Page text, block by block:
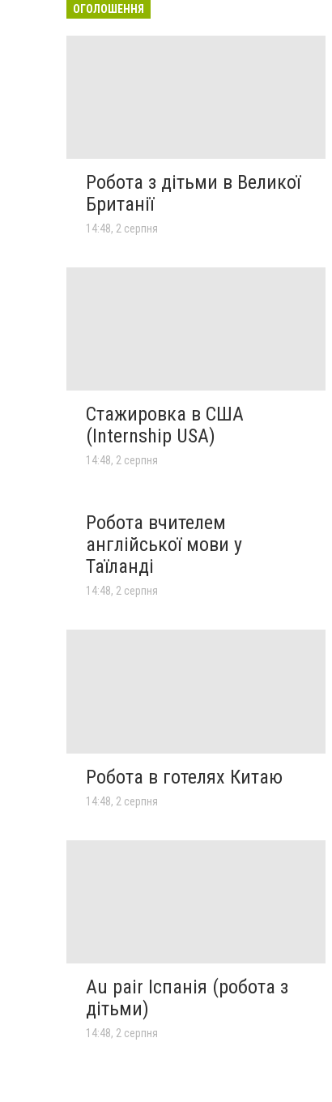
ОГОЛОШЕННЯ
Робота з дітьми в Великої
Британії
14:48, 2 серпня
Стажировка в США
(Internship USA)
14:48, 2 серпня
Робота вчителем
англійської мови у
Таїланді
14:48, 2 серпня
Робота в готелях Китаю
14:48, 2 серпня
Au pair Іспанія (робота з
дітьми)
14:48, 2 серпня